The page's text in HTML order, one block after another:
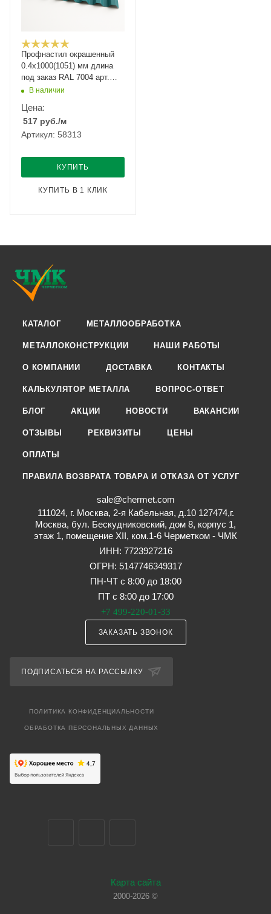
Профнастил окрашенный
0.4х1000(1051) мм длина
под заказ RAL 7004 арт.
1093943
В наличии
Цена:
517 руб./м
Артикул: 58313
КУПИТЬ
КУПИТЬ В 1 КЛИК
КАТАЛОГ МЕТАЛЛООБРАБОТКА
МЕТАЛЛОКОНСТРУКЦИИ НАШИ РАБОТЫ
О КОМПАНИИ ДОСТАВКА КОНТАКТЫ
КАЛЬКУЛЯТОР МЕТАЛЛА ВОПРОС-ОТВЕТ
БЛОГ АКЦИИ НОВОСТИ ВАКАНСИИ
ОТЗЫВЫ РЕКВИЗИТЫ ЦЕНЫ
ОПЛАТЫ
ПРАВИЛА ВОЗВРАТА ТОВАРА И ОТКАЗА ОТ УСЛУГ
sale@chermet.com
111024, г. Москва, 2-я Кабельная, д.10 127474,г.
Москва, бул. Бескудниковский, дом 8, корпус 1,
этаж 1, помещение XII, ком.1-6 Черметком - ЧМК
ИНН: 7723927216
ОГРН: 5147746349317
ПН-ЧТ с 8:00 до 18:00
ПТ с 8:00 до 17:00
+7 499-220-01-33
ЗАКАЗАТЬ ЗВОНОК
ПОДПИСАТЬСЯ НА РАССЫЛКУ
ПОЛИТИКА КОНФИДЕНЦИАЛЬНОСТИ
ОБРАБОТКА ПЕРСОНАЛЬНЫХ ДАННЫХ
Карта сайта
2000-2026 ©